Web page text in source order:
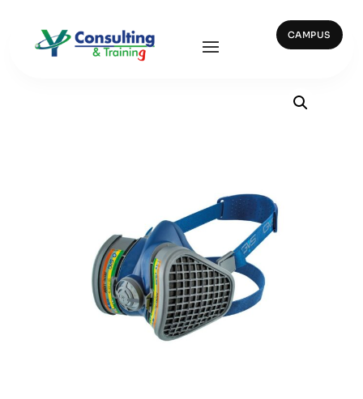
CAMPUS
Inicio Protección Repiratoria / 33508 – ELIPSE ABEK1